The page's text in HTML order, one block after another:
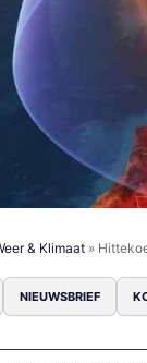
& Klimaat »
NIEUWSBRIEF